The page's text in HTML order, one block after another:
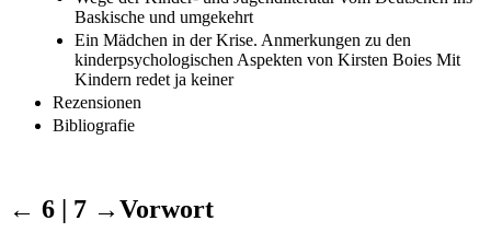
Baskische und umgekehrt
Ein Mädchen in der Krise. Anmerkungen zu den
kinderpsychologischen Aspekten von Kirsten Boies Mit
Kindern redet ja keiner
Rezensionen
Bibliografie
← 6 | 7 →Vorwort